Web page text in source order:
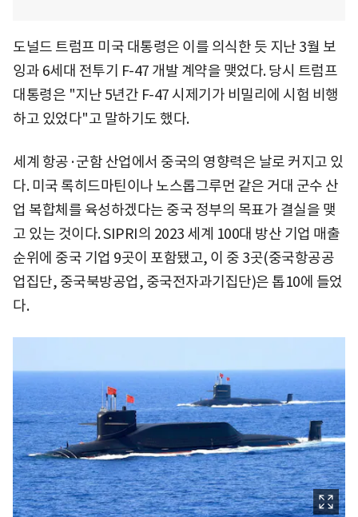
도널드 트럼프 미국 대통령은 이를 의식한 듯 지난 3월 보
잉과 6세대 전투기 F-47 개발 계약을 맺었다. 당시 트럼프
대통령은 "지난 5년간 F-47 시제기가 비밀리에 시험 비행
하고 있었다"고 말하기도 했다.
세계 항공·군함 산업에서 중국의 영향력은 날로 커지고 있
다. 미국 록히드마틴이나 노스롭그루먼 같은 거대 군수 산
업 복합체를 육성하겠다는 중국 정부의 목표가 결실을 맺
고 있는 것이다. SIPRI의 2023 세계 100대 방산 기업 매출
순위에 중국 기업 9곳이 포함됐고, 이 중 3곳(중국항공공
업집단, 중국북방공업, 중국전자과기집단)은 톱10에 들었
다.